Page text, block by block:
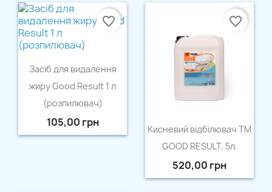
Швидкий перегляд
Засіб для видалення
жиру Good Result 1 л
(розпилювач)
105,00 грн
favorite_border
 Швидкий перегляд
Кисневий відбілювач ТМ
GOOD RESULT, 5л.
520,00 грн
favorite_border